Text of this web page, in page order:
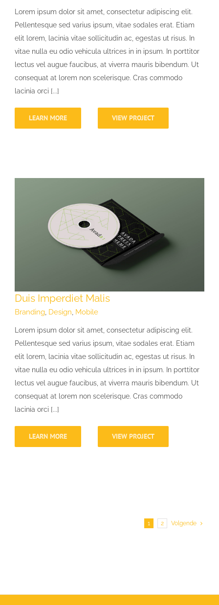
Lorem ipsum dolor sit amet, consectetur adipiscing elit.
Pellentesque sed varius ipsum, vitae sodales erat. Etiam
elit lorem, lacinia vitae sollicitudin ac, egestas ut risus. In
vitae nulla eu odio vehicula ultrices in in ipsum. In porttitor
lectus vel augue faucibus, at viverra mauris bibendum. Ut
consequat at lorem non scelerisque. Cras commodo
lacinia orci [...]
LEARN MORE VIEW PROJECT
Duis Imperdiet Malis
Branding, Design, Mobile
Lorem ipsum dolor sit amet, consectetur adipiscing elit.
Pellentesque sed varius ipsum, vitae sodales erat. Etiam
elit lorem, lacinia vitae sollicitudin ac, egestas ut risus. In
vitae nulla eu odio vehicula ultrices in in ipsum. In porttitor
lectus vel augue faucibus, at viverra mauris bibendum. Ut
consequat at lorem non scelerisque. Cras commodo
lacinia orci [...]
LEARN MORE VIEW PROJECT
1 2 Volgende